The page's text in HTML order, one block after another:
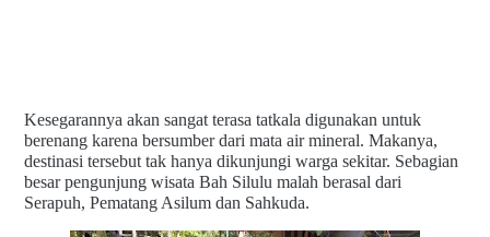
Kesegarannya akan sangat terasa tatkala digunakan untuk
berenang karena bersumber dari mata air mineral. Makanya,
destinasi tersebut tak hanya dikunjungi warga sekitar. Sebagian
besar pengunjung wisata Bah Silulu malah berasal dari
Serapuh, Pematang Asilum dan Sahkuda.